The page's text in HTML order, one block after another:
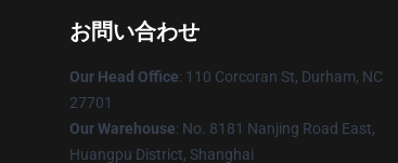
お問い合わせ
Our Head Office: 110 Corcoran St, Durham, NC
27701
Our Warehouse: No. 8181 Nanjing Road East,
Huangpu District, Shanghai